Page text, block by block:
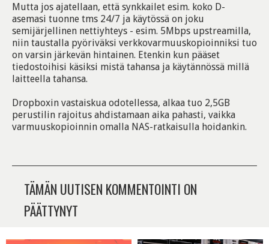
Mutta jos ajatellaan, että synkkailet esim. koko D-
asemasi tuonne tms 24/7 ja käytössä on joku
semijärjellinen nettiyhteys - esim. 5Mbps upstreamilla,
niin taustalla pyöriväksi verkkovarmuuskopioinniksi tuo
on varsin järkevän hintainen. Etenkin kun pääset
tiedostoihisi käsiksi mistä tahansa ja käytännössä millä
laitteella tahansa.
Dropboxin vastaiskua odotellessa, alkaa tuo 2,5GB
perustilin rajoitus ahdistamaan aika pahasti, vaikka
varmuuskopioinnin omalla NAS-ratkaisulla hoidankin.
TÄMÄN UUTISEN KOMMENTOINTI ON
PÄÄTTYNYT